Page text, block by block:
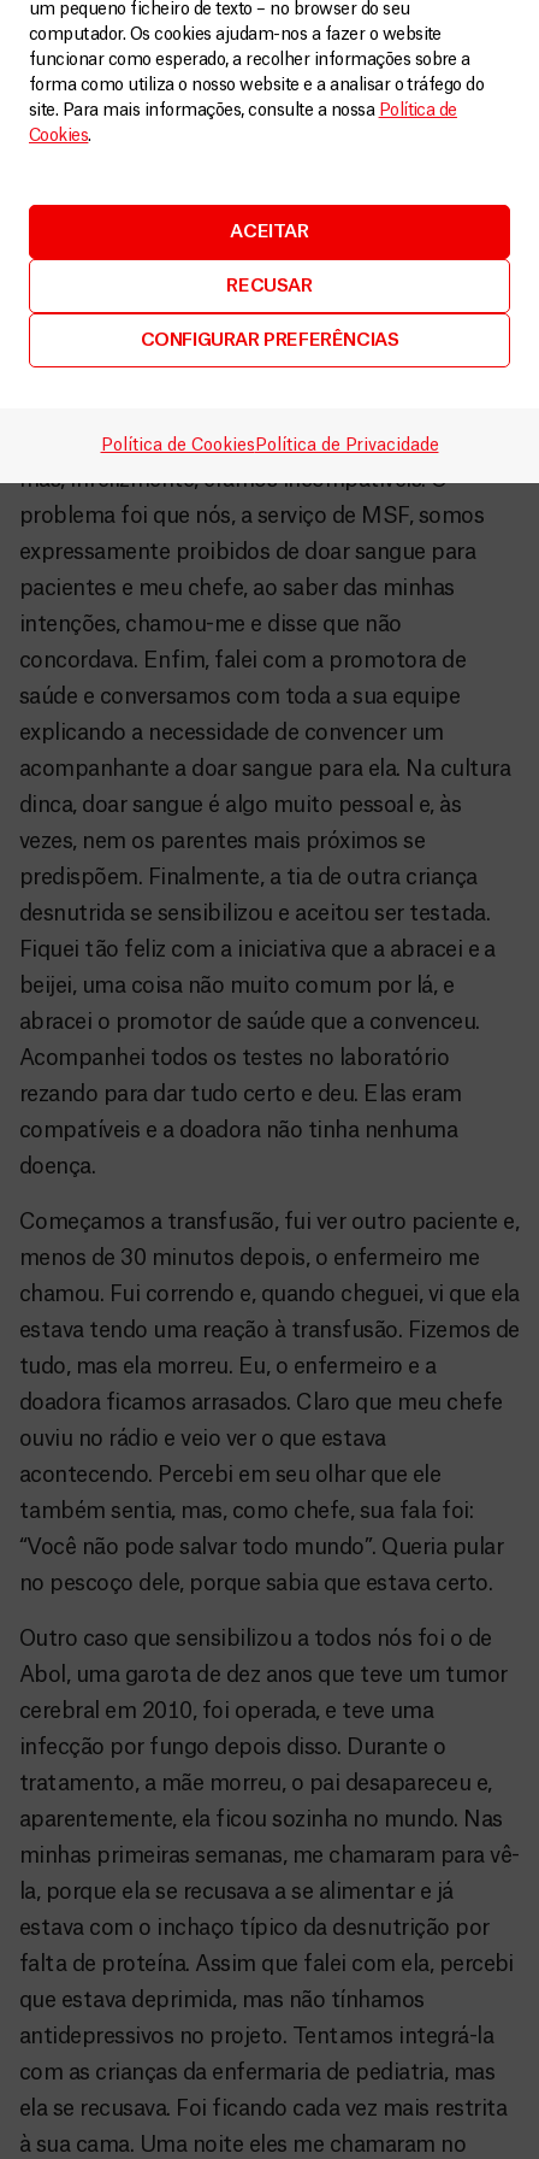
um pequeno ficheiro de texto – no browser do seu
computador. Os cookies ajudam-nos a fazer o website
funcionar como esperado, a recolher informações sobre a
forma como utiliza o nosso website e a analisar o tráfego do
site. Para mais informações, consulte a nossa Política de
Cookies.
ACEITAR
RECUSAR
CONFIGURAR PREFERÊNCIAS
Política de Cookies Política de Privacidade
desnutrição, já com sinais de insuficiência
cardíaca pela anemia. Assim que constatamos a
gravidade do caso, colocamos o oxigênio e
testamos a mãe para a transfusão de sangue, só
familiares, mas eles moravam a dois dias de
caminhada de distância. Como estávamos em
meio à temporada de chuvas, estava tudo alagado
e nossa equipe não conseguiu chegar ao local.
Após 48 horas, ela estava cada vez pior. Fui ao
da pequena, disposta a doar meu sangue para ela,
mas, infelizmente, éramos incompatíveis. O
problema foi que nós, a serviço de MSF, somos
expressamente proibidos de doar sangue para
pacientes e meu chefe, ao saber das minhas
intenções, chamou-me e disse que não
concordava. Enfim, falei com a promotora de
saúde e conversamos com toda a sua equipe
explicando a necessidade de convencer um
acompanhante a doar sangue para ela. Na cultura
dinca, doar sangue é algo muito pessoal e, às
vezes, nem os parentes mais próximos se
predispõem. Finalmente, a tia de outra criança
desnutrida se sensibilizou e aceitou ser testada.
Fiquei tão feliz com a iniciativa que a abracei e a
beijei, uma coisa não muito comum por lá, e
abracei o promotor de saúde que a convenceu.
Acompanhei todos os testes no laboratório
rezando para dar tudo certo e deu. Elas eram
compatíveis e a doadora não tinha nenhuma
doença.
Começamos a transfusão, fui ver outro paciente e,
menos de 30 minutos depois, o enfermeiro me
chamou. Fui correndo e, quando cheguei, vi que ela
estava tendo uma reação à transfusão. Fizemos de
tudo, mas ela morreu. Eu, o enfermeiro e a
doadora ficamos arrasados. Claro que meu chefe
ouviu no rádio e veio ver o que estava
acontecendo. Percebi em seu olhar que ele
também sentia, mas, como chefe, sua fala foi:
“Você não pode salvar todo mundo”. Queria pular
no pescoço dele, porque sabia que estava certo.
Outro caso que sensibilizou a todos nós foi o de
Abol, uma garota de dez anos que teve um tumor
cerebral em 2010, foi operada, e teve uma
infecção por fungo depois disso. Durante o
tratamento, a mãe morreu, o pai desapareceu e,
aparentemente, ela ficou sozinha no mundo. Nas
minhas primeiras semanas, me chamaram para vê-
la, porque ela se recusava a se alimentar e já
estava com o inchaço típico da desnutrição por
falta de proteína. Assim que falei com ela, percebi
que estava deprimida, mas não tínhamos
antidepressivos no projeto. Tentamos integrá-la
com as crianças da enfermaria de pediatria, mas
ela se recusava. Foi ficando cada vez mais restrita
à sua cama. Uma noite eles me chamaram no